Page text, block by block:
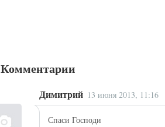
Комментарии
Димитрий 13 июня 2013, 11:16
Спаси Господи